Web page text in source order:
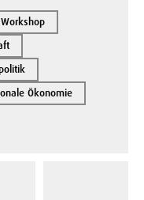
Ökonomie